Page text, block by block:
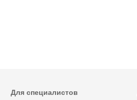
Для специалистов